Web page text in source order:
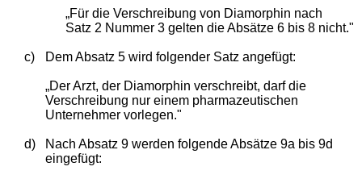
„Für die Verschreibung von Diamorphin nach
Satz 2 Nummer 3 gelten die Absätze 6 bis 8 nicht."
c) Dem Absatz 5 wird folgender Satz angefügt:
„Der Arzt, der Diamorphin verschreibt, darf die
Verschreibung nur einem pharmazeutischen
Unternehmer vorlegen."
d)
Nach Absatz 9 werden folgende Absätze 9a bis 9d
eingefügt: